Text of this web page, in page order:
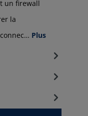
un firewall
la
Plus